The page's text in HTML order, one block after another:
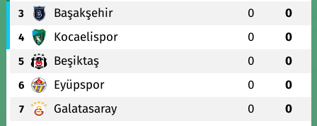
3 Başakşehir 0 0
4 Kocaelispor 0 0
5 Beşiktaş 0 0
6 Eyüpspor 0 0
7 Galatasaray 0 0